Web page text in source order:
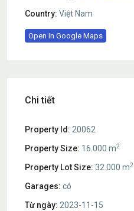
Country: Việt Nam
Open In Google Maps
Chi tiết
Property Id: 20062
Property Size: 16.000 m2
Property Lot Size: 32.000 m2
Garages: có
Từ ngày: 2023-11-15